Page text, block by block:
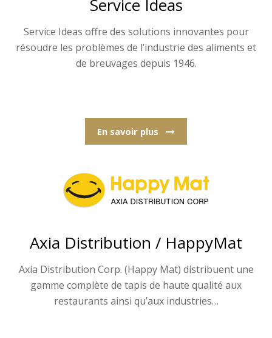
Service Ideas
Service Ideas offre des solutions innovantes pour
résoudre les problèmes de l’industrie des aliments et
de breuvages depuis 1946.
En savoir plus
Axia Distribution / HappyMat
Axia Distribution Corp. (Happy Mat) distribuent une
gamme complète de tapis de haute qualité aux
restaurants ainsi qu’aux industries…